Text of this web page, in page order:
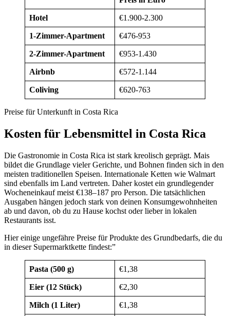
Hotel €1.900-2.300
1-Zimmer-Apartment €476-953
2-Zimmer-Apartment €953-1.430
Airbnb €572-1.144
Coliving €620-763
Preise für Unterkunft in Costa Rica
Kosten für Lebensmittel in Costa Rica
Die Gastronomie in Costa Rica ist stark kreolisch geprägt. Mais
bildet die Grundlage vieler Gerichte, und Bohnen finden sich in den
meisten traditionellen Speisen. Internationale Ketten wie Walmart
sind ebenfalls im Land vertreten. Daher kostet ein grundlegender
Wocheneinkauf meist €138–187 pro Person. Die tatsächlichen
Ausgaben hängen jedoch stark von deinen Konsumgewohnheiten
ab und davon, ob du zu Hause kochst oder lieber in lokalen
Restaurants isst.
Hier einige ungefähre Preise für Produkte des Grundbedarfs, die du
in dieser Supermarktkette findest:”
Pasta (500 g) €1,38
Eier (12 Stück) €2,30
Milch (1 Liter) €1,38